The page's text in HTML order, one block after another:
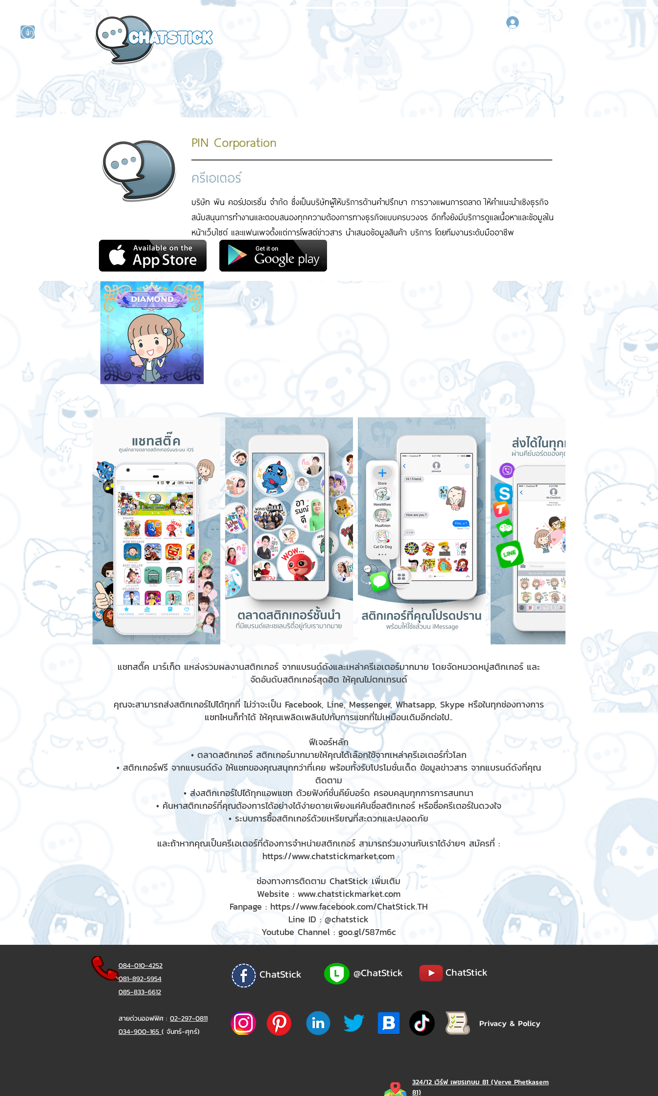
นักแสดงศิลปิน
เข้าสู่ระบบ
หน้าแรก ขอใบเสนอราคา ติดต่อเรา
PIN Corporation
ครีเอเตอร์
บริษัท พิน คอร์ปอเรชั่น จำกัด ซึ่งเป็นบริษัทผู้ให้บริการด้านคำปรึกษา การวางแผนการตลาด ให้คำแนะนำเชิงธุรกิจ
สนับสนุนการทำงานและตอบสนองทุกความต้องการทางธุรกิจแบบครบวงจร อีกทั้งยังมีบริการดูแลเนื้อหาและข้อมูลใน
หน้าเว็บไซต์ และแฟนเพจตั้งแต่การโพสต์ข่าวสาร นำเสนอข้อมูลสินค้า บริการ โดยทีมงานระดับมืออาชีพ
แชทสติ๊ค มาร์เก็ต แหล่งรวมผลงานสติกเกอร์ จากแบรนด์ดังและเหล่าครีเอเตอร์มากมาย โดยจัดหมวดหมู่สติกเกอร์ และ
จัดอันดับสติกเกอร์สุดฮิต ให้คุณไม่ตกเทรนด์
คุณจะสามารถส่งสติกเกอร์ไปได้ทุกที่ ไม่ว่าจะเป็น Facebook, Line, Messenger, Whatsapp, Skype หรือในทุกช่องทางการ
แชทไหนก็ทำได้ ให้คุณเพลิดเพลินไปกับการแชทที่ไม่เหมือนเดิมอีกต่อไป..
ฟีเจอร์หลัก
• ตลาดสติกเกอร์ สติกเกอร์มากมายให้คุณได้เลือกใช้จากเหล่าครีเอเตอร์ทั่วโลก
• สติกเกอร์ฟรี จากแบรนด์ดัง ให้แชทของคุณสนุกกว่าที่เคย พร้อมทั้งรับโปรโมชั่นเด็ด ข้อมูลข่าวสาร จากแบรนด์ดังที่คุณ
ติดตาม
• ส่งสติกเกอร์ไปได้ทุกแอพแชท ด้วยฟังก์ชั่นคีย์บอร์ด ครอบคลุมทุกการการสนทนา
• ค้นหาสติกเกอร์ที่คุณต้องการได้อย่างได้ง่ายดายเพียงแค่ค้นชื่อสติกเกอร์ หรือชื่อครีเตอร์ในดวงใจ
• ระบบการซื้อสติกเกอร์ด้วยเหรียญที่สะดวกและปลอดภัย
และถ้าหากคุณเป็นครีเอเตอร์ที่ต้องการจำหน่ายสติกเกอร์ สามารถร่วมงานกับเราได้ง่ายๆ สมัครที่ :
https://www.chatstickmarket.com
ช่องทางการติดตาม ChatStick เพิ่มเติม
Website : www.chatstickmarket.com
Fanpage : https://www.facebook.com/ChatStick.TH
Line ID : @chatstick
Youtube Channel : goo.gl/587m6c
084-010-4252
081-892-5954
085-833-6612
สายด่วนออฟฟิศ : 02-297-0811
034-900-165 ( จันทร์-ศุกร์)
ChatStick @ChatStick ChatStick
Privacy & Policy
324/12 เวิร์ฟ เพชรเกษม 81 (Verve Phetkasem
81)